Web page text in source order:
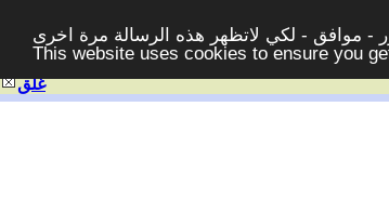
- موافق - لكي لاتظهر هذه الرسالة مرة اخرى -
This website uses cookies to ensure you
غلق